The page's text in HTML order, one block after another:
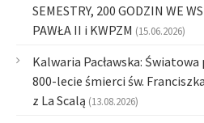
SEMESTRY, 200 GODZIN WE
PAWŁA II i KWPZM (15.06.2026)
Kalwaria Pacławska:
800-lecie śmierci św.
z La Scalą (13.08.2026)